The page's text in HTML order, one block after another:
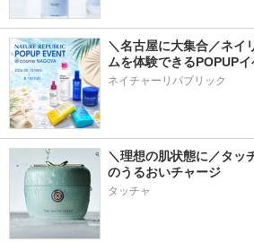
＼名古屋に大集合／ネイ
ムを体験できるPOPUP
ネイチャーリパブリック
＼理想の肌状態に／タッ
のうるおいチャージ
タッチャ